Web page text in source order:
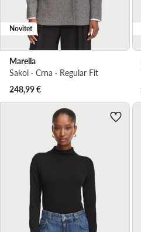
Novitet
Marella
Sakoi · Crna · Regular Fit
248,99€